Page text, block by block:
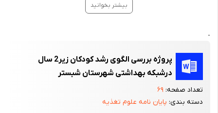
انتخاب نهایی باید پس از بررسی رشته، گرایش، مقطع، روش تحقیق،
برای مقایسه فایل‌های هم‌موضوع با «پایان نامه علوم تغذیه»،
پایان نامهنیز به خانواده اصلی بازمی‌گردد.
قابل تبدیل به PDF هستند.
بیشتر بخوانید
-
پروژه بررسی الگوی رشد کودکان زیر2 سال‌
درشبکه بهداشتی‌ شهرستان شبستر
تعداد صفحه: ۶۹
دسته بندی: پایان نامه علوم تغذیه